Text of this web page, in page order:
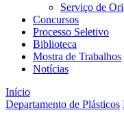
Serviço de
Concursos
Processo Seletivo
Biblioteca
Mostra de Trabalhos
Notícias
Início
Departamento de Plásticos